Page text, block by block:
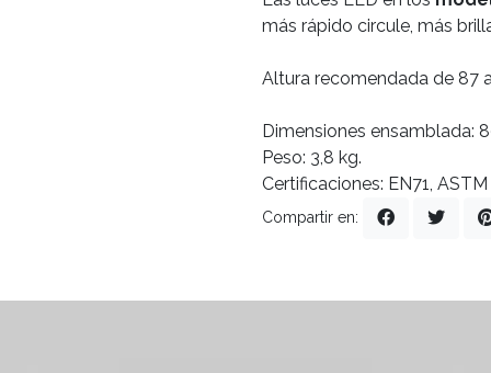
más rápido circule, más
Altura recomendada de 87
Dimensiones ensamblada:
Peso: 3,8 kg.
Certificaciones: EN71,
Compartir en: